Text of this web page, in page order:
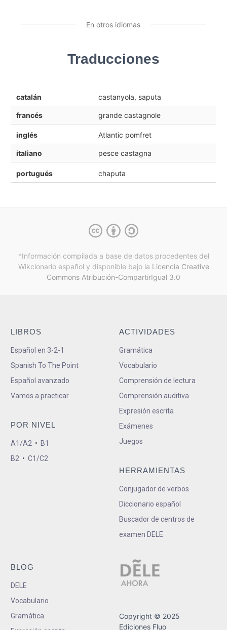
En otros idiomas
Traducciones
catalán castanyola, saputa
francés grande castagnole
inglés Atlantic pomfret
italiano pesce castagna
portugués chaputa
*Información compilada a base de datos procedentes del
Wikcionario español y disponible bajo la Licencia Creative
Commons Atribución-CompartirIgual 3.0
LIBROS
Español en 3-2-1
Spanish To The Point
Español avanzado
Vamos a practicar
POR NIVEL
A1/A2 • B1
B2 • C1/C2
ACTIVIDADES
Gramática
Vocabulario
Comprensión de lectura
Comprensión auditiva
Expresión escrita
Exámenes
Juegos
HERRAMIENTAS
Conjugador de verbos
Diccionario español
Buscador de centros de
examen DELE
BLOG
DELE
Vocabulario
Gramática
Copyright © 2025
Ediciones Fluo